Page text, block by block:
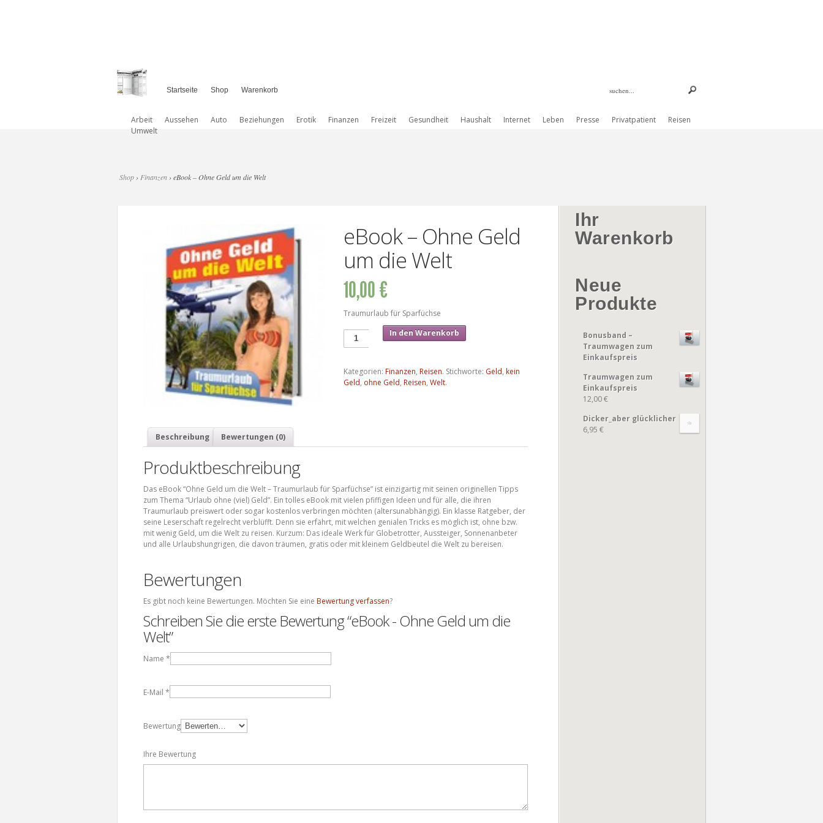
Startseite Shop Warenkorb
Arbeit Aussehen Auto Beziehungen Erotik Finanzen Freizeit Gesundheit Haushalt Internet Leben Presse Privatpatient
Reisen
Umwelt
Shop › Finanzen › eBook – Ohne Geld um die Welt
eBook – Ohne Geld
um die Welt
10,00 €
Traumurlaub für Sparfüchse
In den Warenkorb
Kategorien: Finanzen, Reisen. Stichworte: Geld, kein
Geld, ohne Geld, Reisen, Welt.
Beschreibung Bewertungen (0)
Produktbeschreibung
Das eBook “Ohne Geld um die Welt – Traumurlaub für Sparfüchse” ist einzigartig mit seinen originellen Tipps
zum Thema “Urlaub ohne (viel) Geld”. Ein tolles eBook mit vielen pfiffigen Ideen und für alle, die ihren
Traumurlaub preiswert oder sogar kostenlos verbringen möchten (altersunabhängig). Ein klasse Ratgeber, der
seine Leserschaft regelrecht verblüfft. Denn sie erfährt, mit welchen genialen Tricks es möglich ist, ohne bzw.
mit wenig Geld, um die Welt zu reisen. Kurzum: Das ideale Werk für Globetrotter, Aussteiger, Sonnenanbeter
und alle Urlaubshungrigen, die davon träumen, gratis oder mit kleinem Geldbeutel die Welt zu bereisen.
Bewertungen
Es gibt noch keine Bewertungen. Möchten Sie eine Bewertung verfassen?
Schreiben Sie die erste Bewertung “eBook - Ohne Geld um die
Welt”
Name *
E-Mail *
Bewertung
Ihre Bewertung
Ihr
Warenkorb
Neue
Produkte
Bonusband –
Traumwagen zum
Einkaufspreis
Traumwagen zum
Einkaufspreis
12,00 €
Dicker_aber glücklicher
6,95 €